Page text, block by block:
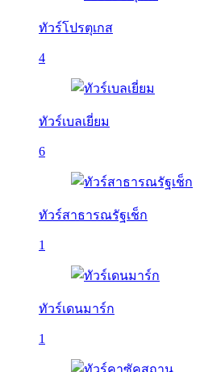
ทัวร์โปรตุเกส
4
ทัวร์เบลเยี่ยม
6
ทัวร์สาธารณรัฐเช็ก
1
ทัวร์เดนมาร์ก
1